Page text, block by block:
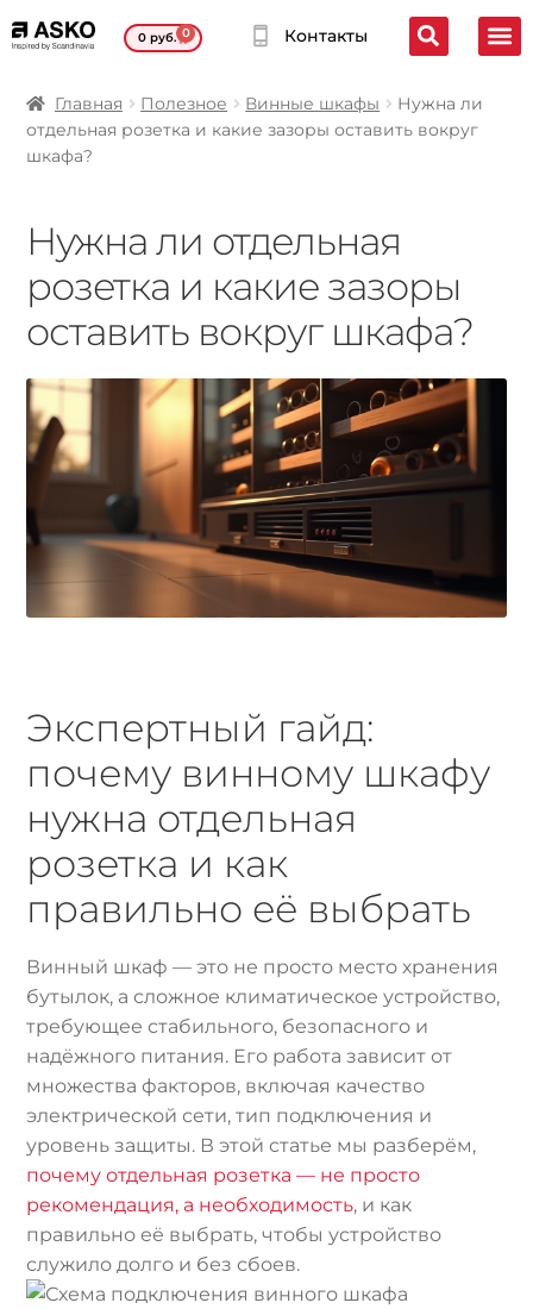
0руб. 0 Контакты
Главная Полезное Винные шкафы
Нужна ли
отдельная розетка и какие зазоры оставить вокруг
шкафа?
Нужна ли отдельная
розетка и какие зазоры
оставить вокруг шкафа?
Экспертный гайд:
почему винному шкафу
нужна отдельная
розетка и как
правильно её выбрать
Винный шкаф — это не просто место хранения
бутылок, а сложное климатическое устройство,
требующее стабильного, безопасного и
надёжного питания. Его работа зависит от
множества факторов, включая качество
электрической сети, тип подключения и
уровень защиты. В этой статье мы разберём,
почему отдельная розетка — не просто
рекомендация, а необходимость, и как
правильно её выбрать, чтобы устройство
служило долго и без сбоев.